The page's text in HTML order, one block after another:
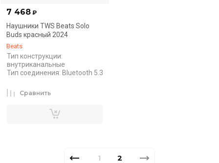
7 468 ₽
Наушники TWS Beats Solo
Buds красный 2024
Beats
Тип конструкции:
внутриканальные
Тип соединения: Bluetooth 5.3
Сравнить
1 2